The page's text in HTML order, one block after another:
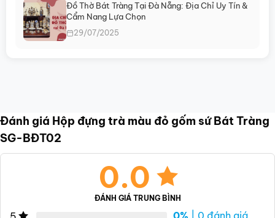
Đồ Thờ Bát Tràng Tại Đà Nẵng: Địa Chỉ Uy Tín &
Cẩm Nang Lựa Chọn
29/07/2025
Đánh giá Hộp đựng trà màu đỏ gốm sứ Bát Tràng
SG-BĐT02
0.0
ĐÁNH GIÁ TRUNG BÌNH